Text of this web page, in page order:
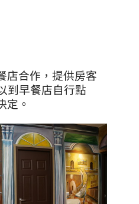
店合作，提供房客
到早餐店自行點
定。